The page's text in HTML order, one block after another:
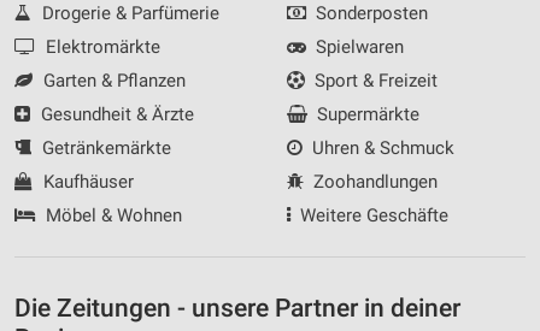
Drogerie & Parfümerie
Elektromärkte
Garten & Pflanzen
Gesundheit & Ärzte
Getränkemärkte
Kaufhäuser
Möbel & Wohnen
Sonderposten
Spielwaren
Sport & Freizeit
Supermärkte
Uhren & Schmuck
Zoohandlungen
Weitere Geschäfte
Die Zeitungen - unsere Partner in deiner